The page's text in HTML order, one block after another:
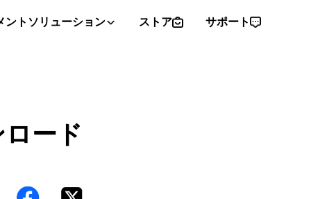
ントソリューション ストア サポート
ード